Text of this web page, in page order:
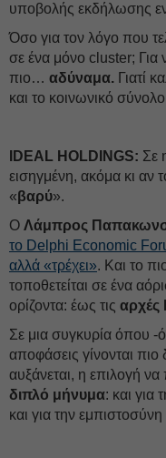
υποβολής εκδήλωσης
Όσο για τον λόγο που
σε ένα μόνο cluster; Για
πιο… αδύναμα. Γιατί
και το κοινωνικό
IDEAL HOLDINGS: Σε
εισηγμένη, ακόμα κι αν
«βαρύ».
Ο Λάμπρος
το Delphi Economic
αλλά «τρέχει». Και το
τοποθετείται σε ένα
ορίζοντα: έως τις αρχές
Σε μια συγκυρία όπου -
αποφάσεις γίνονται
αυξάνεται, η επιλογή
διπλό μήνυμα: και για
και για την